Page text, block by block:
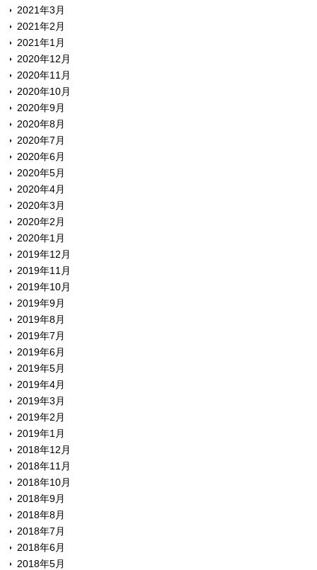
2021年3月
2021年2月
2021年1月
2020年12月
2020年11月
2020年10月
2020年9月
2020年8月
2020年7月
2020年6月
2020年5月
2020年4月
2020年3月
2020年2月
2020年1月
2019年12月
2019年11月
2019年10月
2019年9月
2019年8月
2019年7月
2019年6月
2019年5月
2019年4月
2019年3月
2019年2月
2019年1月
2018年12月
2018年11月
2018年10月
2018年9月
2018年8月
2018年7月
2018年6月
2018年5月